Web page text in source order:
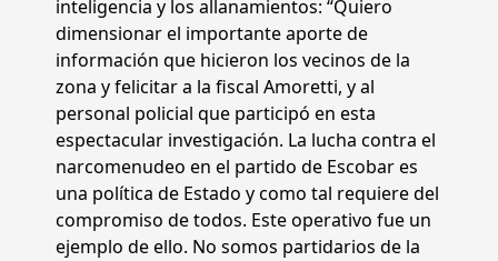
inteligencia y los allanamientos: “Quiero
dimensionar el importante aporte de
información que hicieron los vecinos de la
zona y felicitar a la fiscal Amoretti, y al
personal policial que participó en esta
espectacular investigación. La lucha contra el
narcomenudeo en el partido de Escobar es
una política de Estado y como tal requiere del
compromiso de todos. Este operativo fue un
ejemplo de ello. No somos partidarios de la